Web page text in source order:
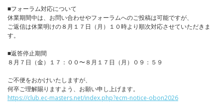
■フォーラム対応について
休業期間中は、お問い合わせやフォーラムへのご投稿は可能ですが、
ご返信は休業明けの８月１７日（月）１０時より順次対応させていただきま
す。
■返答停止期間
８月７日（金）１７：００〜８月１７日（月）０９：５９
ご不便をおかけいたしますが、
何卒ご理解賜りますよう、お願い申し上げます。
https://club.ec-masters.net/index.php?ecm-notice-obon2026